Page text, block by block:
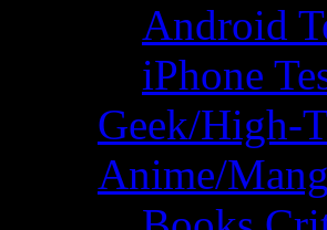
Android
iPhone
Geek/High-
Anime/